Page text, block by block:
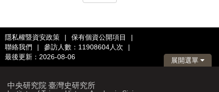
隱私權暨資安政策 | 保有個資公開項目
|
聯絡我們
| 參訪人數：11908604人次
|
最後更新：2026-08-06
展開選單
中央研究院 臺灣史研究所